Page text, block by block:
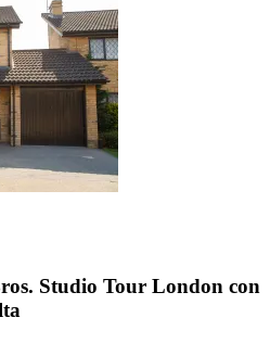
Studio Tour London con